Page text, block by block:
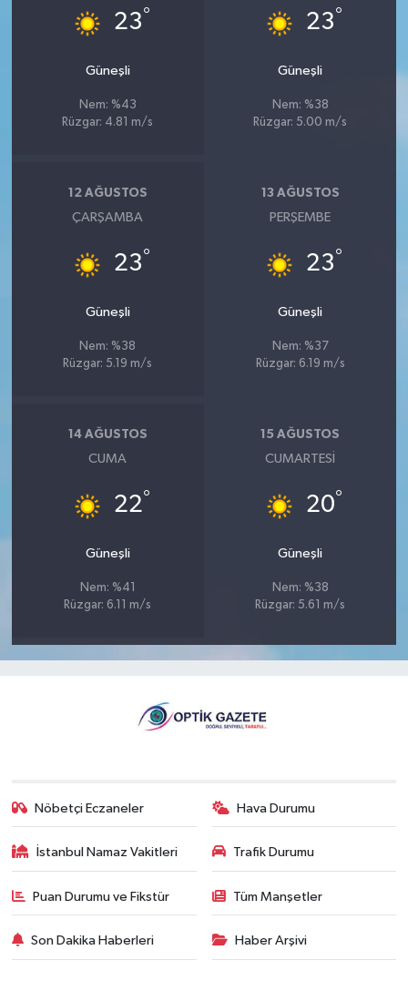
23°
Güneşli
Nem: %43
Rüzgar: 4.81 m/s
23°
Güneşli
Nem: %38
Rüzgar: 5.00 m/s
12 AĞUSTOS
ÇARŞAMBA
23°
Güneşli
Nem: %38
Rüzgar: 5.19 m/s
13 AĞUSTOS
PERŞEMBE
23°
Güneşli
Nem: %37
Rüzgar: 6.19 m/s
14 AĞUSTOS
CUMA
22°
Güneşli
Nem: %41
Rüzgar: 6.11 m/s
15 AĞUSTOS
CUMARTESI
20°
Güneşli
Nem: %38
Rüzgar: 5.61 m/s
Nöbetçi Eczaneler Hava Durumu
İstanbul Namaz Vakitleri Trafik Durumu
Puan Durumu ve Fikstür Tüm Manşetler
Son Dakika Haberleri Haber Arşivi